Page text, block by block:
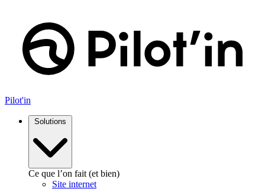
contenu
Pilot'in
Solutions
Ce que l’on fait (et bien)
Site internet